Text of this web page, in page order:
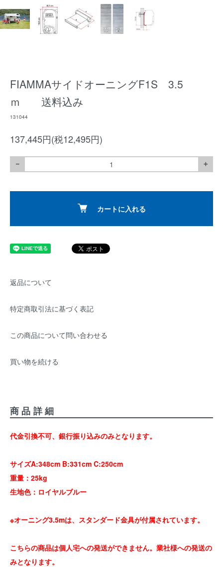
FIAMMAサイドオーニングF1S 3.5
ｍ 送料込み
131044
137,445円(税12,495円)
－ ＋
カートに入れる
返品について
特定商取引法に基づく表記
この商品について問い合わせる
買い物を続ける
商品詳細
代金引換不可、銀行振り込みのみとなります。
サイズA:348cm B:331cm C:250cm
重量：25kg
生地色：ロイヤルブルー
※オーニング3.5mは、スタンダード金具が付属されています。
こちらの商品は個人宅への発送ができません。業社様への発送の
みとなります。